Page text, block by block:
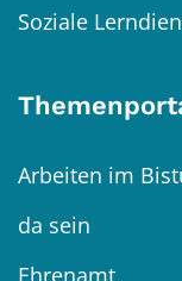
Soziale
Arbeiten im
da sein
Ehrenamt